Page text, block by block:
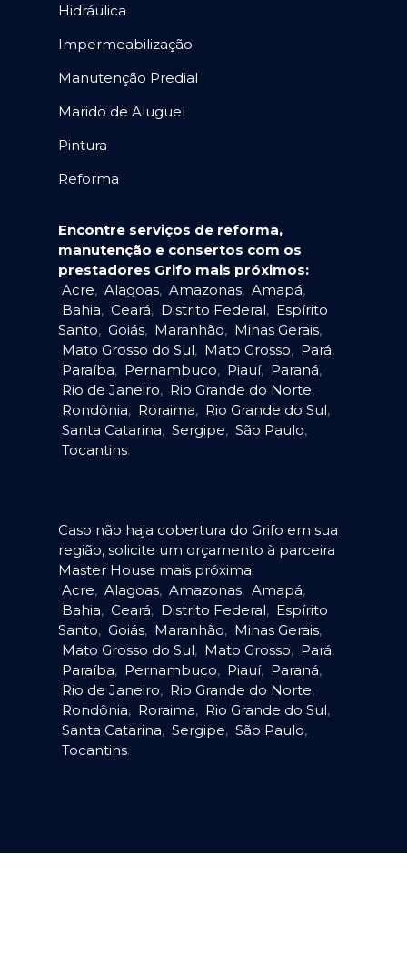
Hidráulica
Impermeabilização
Manutenção Predial
Marido de Aluguel
Pintura
Reforma
Encontre serviços de reforma,
manutenção e consertos com os
prestadores Grifo mais próximos:
Acre, Alagoas, Amazonas, Amapá,
Bahia, Ceará, Distrito Federal, Espírito
Santo, Goiás, Maranhão, Minas Gerais,
Mato Grosso do Sul, Mato Grosso, Pará,
Paraíba, Pernambuco, Piauí, Paraná,
Rio de Janeiro, Rio Grande do Norte,
Rondônia, Roraima, Rio Grande do Sul,
Santa Catarina, Sergipe, São Paulo,
Tocantins.
Caso não haja cobertura do Grifo em sua
região, solicite um orçamento à parceira
Master House mais próxima:
Acre, Alagoas, Amazonas, Amapá,
Bahia, Ceará, Distrito Federal, Espírito
Santo, Goiás, Maranhão, Minas Gerais,
Mato Grosso do Sul, Mato Grosso, Pará,
Paraíba, Pernambuco, Piauí, Paraná,
Rio de Janeiro, Rio Grande do Norte,
Rondônia, Roraima, Rio Grande do Sul,
Santa Catarina, Sergipe, São Paulo,
Tocantins.